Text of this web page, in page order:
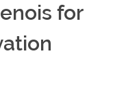
for